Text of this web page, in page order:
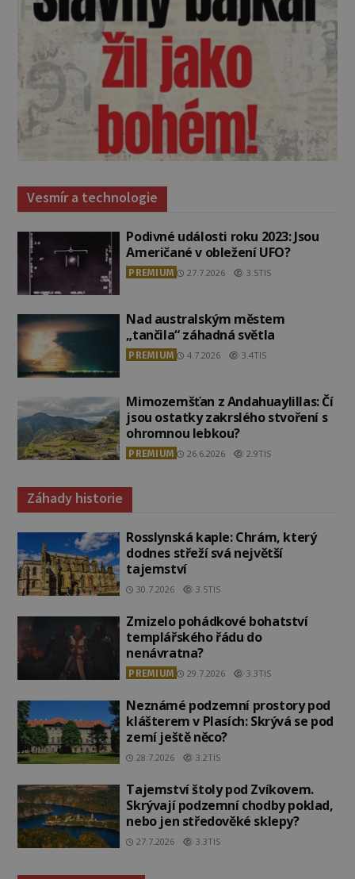
Vesmír a technologie
Podivné události roku 2023: Jsou
Američané v obležení UFO?
PREMIUM 27.7.2026 3.5TIS
Nad australským městem
„tančila“ záhadná světla
PREMIUM 4.7.2026 3.4TIS
Mimozemšťan z Andahuaylillas: Čí
jsou ostatky zakrslého stvoření s
ohromnou lebkou?
PREMIUM 26.6.2026 2.9TIS
Záhady historie
Rosslynská kaple: Chrám, který
dodnes střeží svá největší
tajemství
30.7.2026 3.5TIS
Zmizelo pohádkové bohatství
templářského řádu do
nenávratna?
PREMIUM 29.7.2026 3.3TIS
Neznámé podzemní prostory pod
klášterem v Plasích: Skrývá se pod
zemí ještě něco?
28.7.2026 3.2TIS
Tajemství štoly pod Zvíkovem.
Skrývají podzemní chodby poklad,
nebo jen středověké sklepy?
27.7.2026 3.3TIS